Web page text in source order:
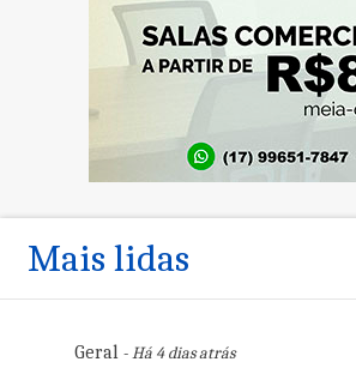
Mais lidas
Geral- Há 4 dias atrás